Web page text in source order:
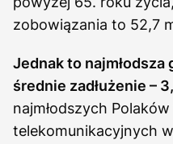
zobowiązania to 52,7
Jednak to najmłodsza
średnie zadłużenie –
najmłodszych
telekomunikacyjnych